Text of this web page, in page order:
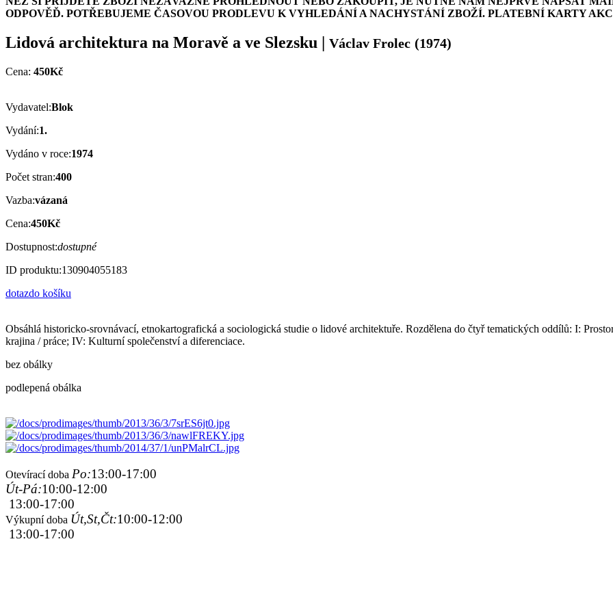
ODPOVĚĎ. POTŘEBUJEME ČASOVOU PRODLEVU K VYHLEDÁNÍ A NACHYSTÁNÍ ZBOŽÍ. PLATEBNÍ KARTY
Lidová architektura na Moravě a ve Slezsku | Václav Frolec (1974)
Cena: 450Kč
Vydavatel:Blok
Vydání:1.
Vydáno v roce:1974
Počet stran:400
Vazba:vázaná
Cena:450Kč
Dostupnost:dostupné
ID produktu:130904055183
dotazdo košíku
Obsáhlá historicko-srovnávací, etnokartografická a sociologická studie o lidové architektuře. Rozdělena do čtyř tematických oddílů: I:
krajina / práce; IV: Kulturní společenství a diferenciace.
bez obálky
podlepená obálka
Otevírací doba Po:13:00-17:00
Út-Pá:10:00-12:00
13:00-17:00
Výkupní doba Út,St,Čt:10:00-12:00
13:00-17:00